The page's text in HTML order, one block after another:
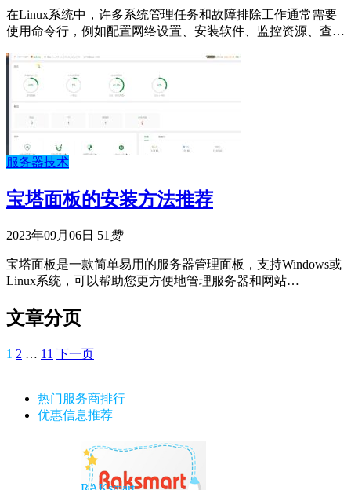
在Linux系统中，许多系统管理任务和故障排除工作通常需要
使用命令行，例如配置网络设置、安装软件、监控资源、查…
服务器技术
宝塔面板的安装方法推荐
2023年09月06日 51 赞
宝塔面板是一款简单易用的服务器管理面板，支持Windows或
Linux系统，可以帮助您更方便地管理服务器和网站…
文章分页
1 2 … 11 下一页
热门服务商排行
优惠信息推荐